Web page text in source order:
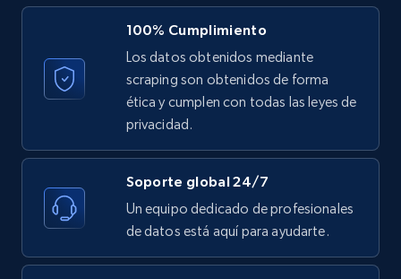
100% Cumplimiento
Los datos obtenidos mediante
scraping son obtenidos de forma
ética y cumplen con todas las leyes de
privacidad.
Soporte global 24/7
Un equipo dedicado de profesionales
de datos está aquí para ayudarte.